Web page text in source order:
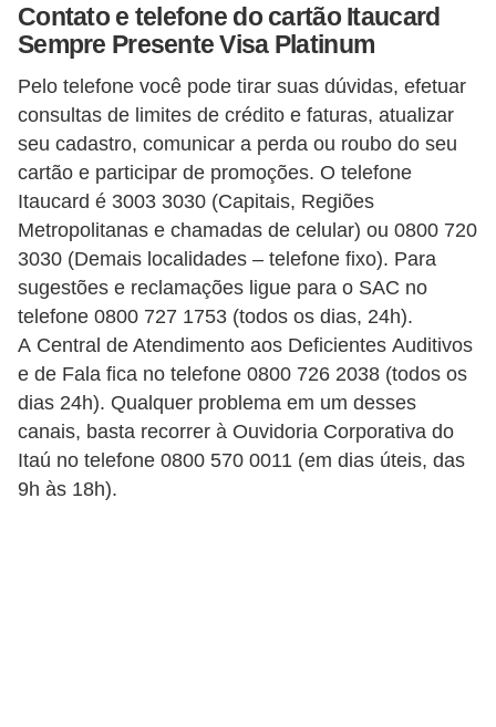
Contato e telefone do cartão Itaucard
Sempre Presente Visa Platinum
Pelo telefone você pode tirar suas dúvidas, efetuar
consultas de limites de crédito e faturas, atualizar
seu cadastro, comunicar a perda ou roubo do seu
cartão e participar de promoções. O telefone
Itaucard é 3003 3030 (Capitais, Regiões
Metropolitanas e chamadas de celular) ou 0800 720
3030 (Demais localidades – telefone fixo). Para
sugestões e reclamações ligue para o SAC no
telefone 0800 727 1753 (todos os dias, 24h).
A Central de Atendimento aos Deficientes Auditivos
e de Fala fica no telefone 0800 726 2038 (todos os
dias 24h). Qualquer problema em um desses
canais, basta recorrer à Ouvidoria Corporativa do
Itaú no telefone 0800 570 0011 (em dias úteis, das
9h às 18h).
F
o
r
m
a
s
d
e
p
a
g
a
m
e
n